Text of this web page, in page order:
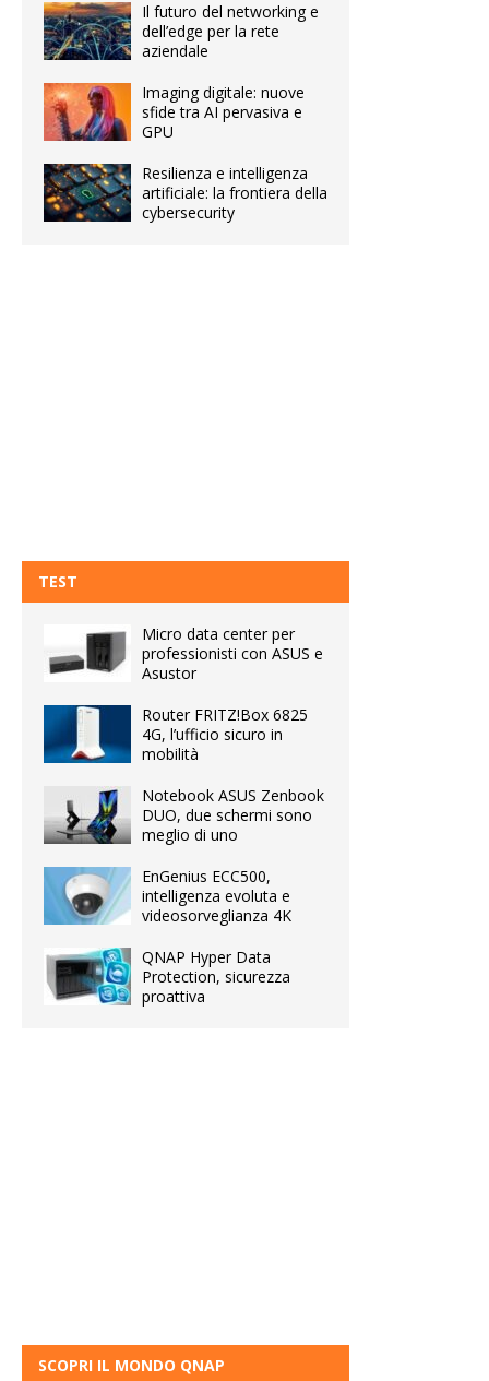
Il futuro del networking e
dell’edge per la rete
aziendale
Imaging digitale: nuove
sfide tra AI pervasiva e
GPU
Resilienza e intelligenza
artificiale: la frontiera della
cybersecurity
TEST
Micro data center per
professionisti con ASUS e
Asustor
Router FRITZ!Box 6825
4G, l’ufficio sicuro in
mobilità
Notebook ASUS Zenbook
DUO, due schermi sono
meglio di uno
EnGenius ECC500,
intelligenza evoluta e
videosorveglianza 4K
QNAP Hyper Data
Protection, sicurezza
proattiva
SCOPRI IL MONDO QNAP